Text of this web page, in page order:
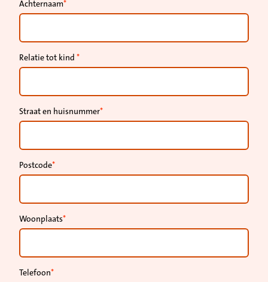
Achternaam
Relatie tot kind
Straat en huisnummer
Postcode
Woonplaats
Telefoon